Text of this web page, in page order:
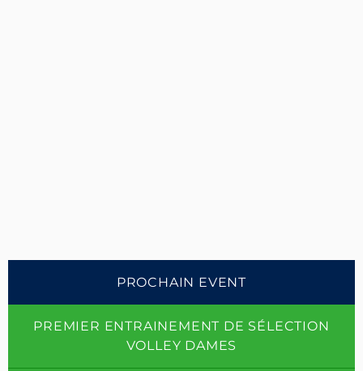
PROCHAIN EVENT
PREMIER ENTRAINEMENT DE SÉLECTION
VOLLEY DAMES